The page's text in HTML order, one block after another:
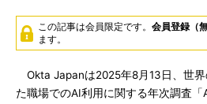
この記事は会員限定です。 会員登録（無
ます。
Okta Japanは2025年8月13日、世界
た職場でのAI利用に関する年次調査